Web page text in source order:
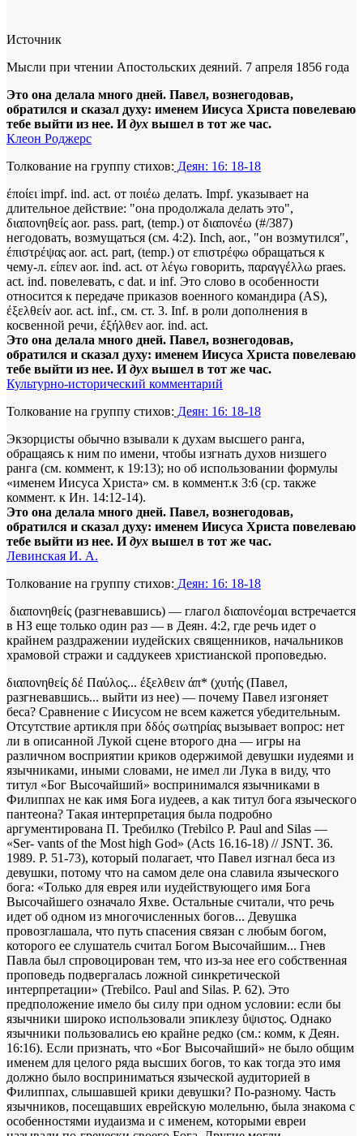
Источник
Мысли при чтении Апостольских деяний. 7 апреля 1856 года
Это она делала много дней. Павел, вознегодовав,
обратился и сказал духу: именем Иисуса Христа повелеваю
тебе выйти из нее. Идух вышел в тот же час.
Клеон Роджерс
Толкование на группу стихов: Деян: 16: 18-18
έποίει impf. ind. act. от ποιέω делать. Impf. указывает на
длительное действие: "она продолжала делать это",
διαπονηθείς aor. pass. part, (temp.) от διαπονέω (#/387)
негодовать, возмущаться (см. 4:2). Inch, aor., "он возмутился",
έπιστρέψας aor. act. part, (temp.) от επιστρέφω обращаться к
чему-л. είπεν aor. ind. act. от λέγω говорить, παραγγέλλω praes.
act. ind. повелевать, с dat. и inf. Это слово в особенности
относится к передаче приказов военного командира (AS),
έξελθείν aor. act. inf., см. ст. 3. Inf. в роли дополнения в
косвенной речи, έξήλθεν aor. ind. act.
Это она делала много дней. Павел, вознегодовав,
обратился и сказал духу: именем Иисуса Христа повелеваю
тебе выйти из нее. Идух вышел в тот же час.
Культурно-исторический комментарий
Толкование на группу стихов: Деян: 16: 18-18
Экзорцисты обычно взывали к духам высшего ранга,
обращаясь к ним по имени, чтобы изгнать духов низшего
ранга (см. коммент, к 19:13); но об использовании формулы
«именем Иисуса Христа» см. в коммент.к 3:6 (ср. также
коммент. к Ин. 14:12-14).
Это она делала много дней. Павел, вознегодовав,
обратился и сказал духу: именем Иисуса Христа повелеваю
тебе выйти из нее. Идух вышел в тот же час.
Левинская И. А.
Толкование на группу стихов: Деян: 16: 18-18
διαπονηθείς (разгневавшись) — глагол διαπονέομαι встречается
в НЗ еще только один раз — в Деян. 4:2, где речь идет о
крайнем раздражении иудейских священников, начальников
храмовой стражи и саддукеев христианской проповедью.
διαπονηθείς δέ Παύλος... έξελθειν άπ* (χυτής (Павел,
разгневавшись... выйти из нее) — почему Павел изгоняет
беса? Сравнение с Иисусом не всем кажется убедительным.
Отсутствие артикля при δδός σωτηρίας вызывает вопрос: нет
ли в описанной Лукой сцене второго дна — игры на
различном восприятии криков одержимой девушки иудеями и
язычниками, иными словами, не имел ли Лука в виду, что
титул «Бог Высочайший» воспринимался язычниками в
Филиппах не как имя Бога иудеев, а как титул бога языческого
пантеона? Такая интерпретация была подробно
аргументирована П. Требилко (Trebilco Р. Paul and Silas —
«Ser- vants of the Most high God» (Acts 16.16-18) // JSNT. 36.
1989. P. 51-73), который полагает, что Павел изгнал беса из
девушки, потому что на самом деле она славила языческого
бога: «Только для еврея или иудействующего имя Бога
Высочайшего означало Яхве. Остальные считали, что речь
идет об одном из многочисленных богов... Девушка
провозглашала, что путь спасения связан с любым богом,
которого ее слушатель считал Богом Высочайшим... Гнев
Павла был спровоцирован тем, что из-за нее его собственная
проповедь подвергалась ложной синкретической
интерпретации» (Trebilco. Paul and Silas. P. 62). Это
предположение имело бы силу при одном условии: если бы
язычники широко использовали эпиклезу ΰψιστος. Однако
язычники пользовались ею крайне редко (см.: комм, к Деян.
16:16). Если признать, что «Бог Высочайший» не было общим
именем для целого ряда высших богов, то как тогда это имя
должно было восприниматься языческой аудиторией в
Филиппах, слышавшей крики девушки? По-разному. Часть
язычников, посещавших еврейскую молельню, была знакома с
особенностями иудаизма и с именем, которыми евреи